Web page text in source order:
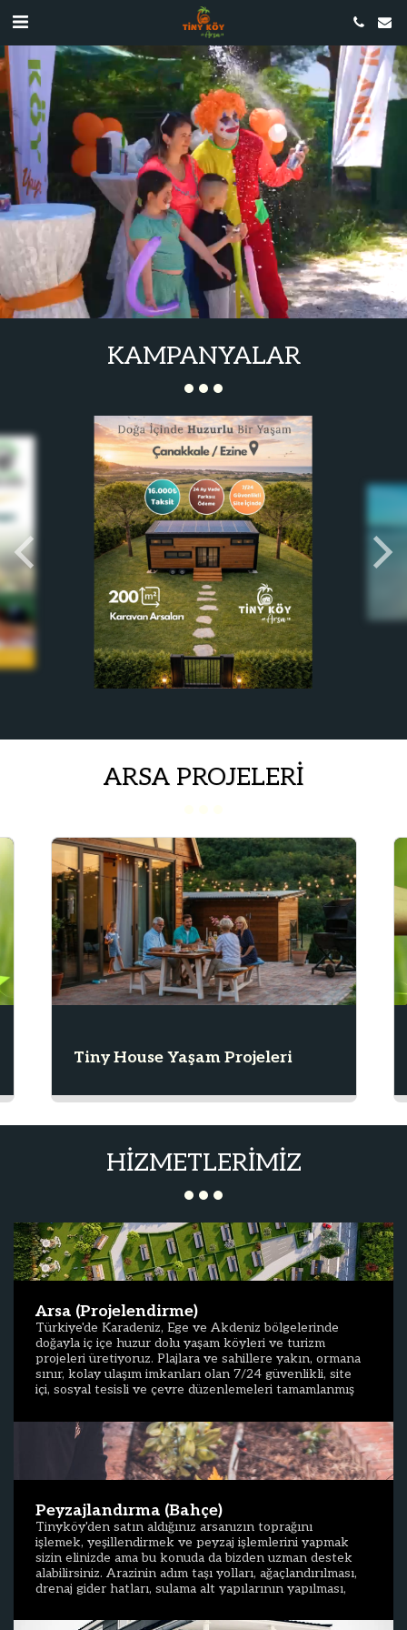
KAMPANYALAR
ARSA PROJELERİ
Tiny House Yaşam Projeleri
HIZMETLERIMIZ
Arsa (Projelendirme)
Türkiye'de Karadeniz, Ege ve Akdeniz bölgelerinde
doğayla iç içe huzur dolu yaşam köyleri ve turizm
projeleri üretiyoruz. Plajlara ve sahillere yakın, ormana
sınır, kolay ulaşım imkanları olan 7/24 güvenlikli, site
içi, sosyal tesisli ve çevre düzenlemeleri tamamlanmış
doğru, kaliteli, sürdürülebilir ve güvenilir hizmet
sunarak taleplerini en iyi koşullarda karşılamayı
hedeflemekteyiz. Tinyköy projeleriyle yemyeşil
doğaya, masmavi plajlara ve müstakil bir yaşama adım
atabilirsiniz.
Peyzajlandırma (Bahçe)
Tinyköy'den satın aldığınız arsanızın toprağını
işlemek, yeşillendirmek ve peyzaj işlemlerini yapmak
sizin elinizde ama bu konuda da bizden uzman destek
alabilirsiniz. Arazinin adım taşı yolları, ağaçlandırılması,
drenaj gider hatları, sulama alt yapılarının yapılması,
adına yardımcı oluyoruz. Uzman ekibimiz ile hızlı ve